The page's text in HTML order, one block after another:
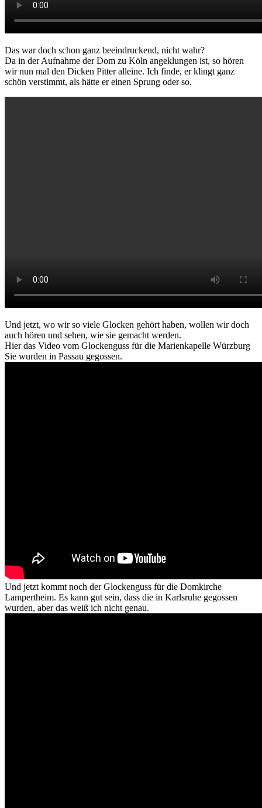
Das war doch schon ganz beeindruckend, nicht wahr?
Da in der Aufnahme der Dom zu Köln angeklungen ist, so hören
wir nun mal den Dicken Pitter alleine. Ich finde, er klingt ganz
schön verstimmt, als hätte er einen Sprung oder so.
Und jetzt, wo wir so viele Glocken gehört haben, wollen wir doch
auch hören und sehen, wie sie gemacht werden.
Hier das Video vom Glockenguss für die Marienkapelle Würzburg
Sie wurden in Passau gegossen.
Und jetzt kommt noch der Glockenguss für die Domkirche
Lampertheim. Es kann gut sein, dass die in Karlsruhe gegossen
wurden, aber das weiß ich nicht genau.